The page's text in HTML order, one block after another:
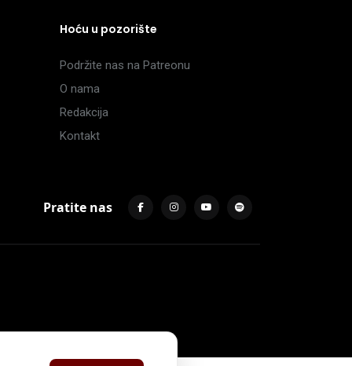
Hoću u pozorište
Podržite nas na Patreonu
O nama
Redakcija
Kontakt
Pratite nas